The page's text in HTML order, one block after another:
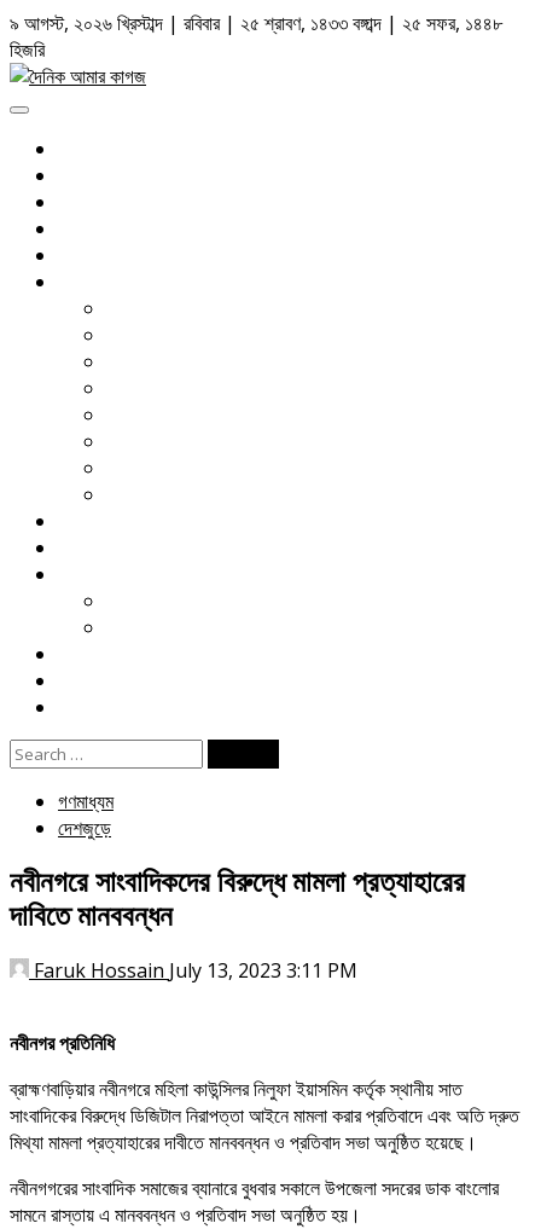
Skip
to
content
৯ আগস্ট, ২০২৬ খ্রিস্টাব্দ | রবিবার | ২৫ শ্রাবণ, ১৪৩৩ বঙ্গাব্দ | ২৫ সফর, ১৪৪৮
হিজরি
Primary
Menu
Search
গণমাধ্যম
দেশজুড়ে
নবীনগরে সাংবাদিকদের বিরুদ্ধে মামলা প্রত্যাহারের
দাবিতে মানববন্ধন
Faruk Hossain July 13, 2023 3:11 PM
নবীনগর প্রতিনিধি
ব্রাহ্মণবাড়িয়ার নবীনগরে মহিলা কাউন্সিলর নিলুফা ইয়াসমিন কর্তৃক স্থানীয় সাত
সাংবাদিকের বিরুদ্ধে ডিজিটাল নিরাপত্তা আইনে মামলা করার প্রতিবাদে এবং অতি দ্রুত
মিথ্যা মামলা প্রত্যাহারের দাবীতে মানববন্ধন ও প্রতিবাদ সভা অনুষ্ঠিত হয়েছে।
নবীনগগরের সাংবাদিক সমাজের ব্যানারে বুধবার সকালে উপজেলা সদরের ডাক বাংলোর
সামনে রাস্তায় এ মানববন্ধন ও প্রতিবাদ সভা অনুষ্ঠিত হয়।